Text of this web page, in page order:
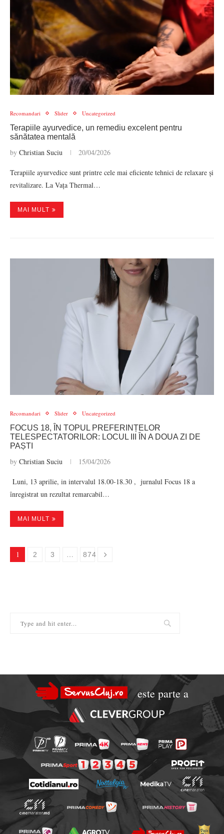
Recomandari Slider Uncategorized
Terapiile ayurvedice, un remediu excelent pentru
sănătatea mentală
by Christian Suciu 20/04/2026
Terapiile ayurvedice sunt printre cele mai eficiente tehnici de relaxare și
revitalizare. La Vața Thermal…
MAI MULT
Recomandari Slider Uncategorized
FOCUS 18, ÎN TOPUL PREFERINȚELOR
TELESPECTATORILOR: LOCUL III ÎN A DOUA ZI DE
PAȘTI
by Christian Suciu 15/04/2026
Luni, 13 aprilie, in intervalul 18.00-18.30 , jurnalul Focus 18 a
înregistrat un rezultat remarcabil…
MAI MULT
1 2 3 … 874
este parte a